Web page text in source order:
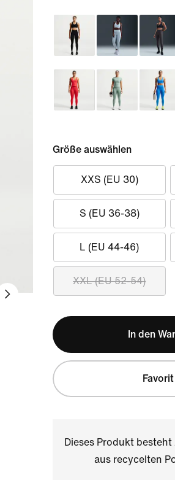
Größe auswählen
XXS (EU 30)
S (EU 36-38)
L (EU 44-46)
XXL (EU 52-54)
In den
Favorit
Dieses Produkt
aus recycelten